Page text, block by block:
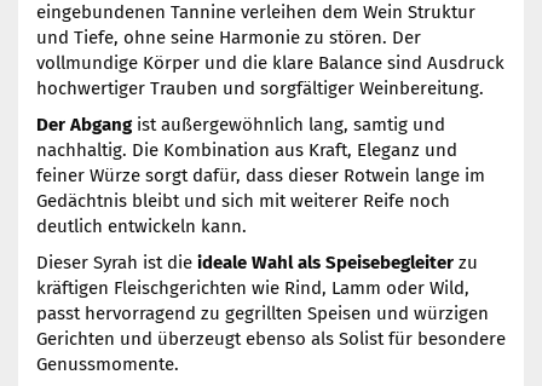
eingebundenen Tannine verleihen dem Wein Struktur
und Tiefe, ohne seine Harmonie zu stören. Der
vollmundige Körper und die klare Balance sind Ausdruck
hochwertiger Trauben und sorgfältiger Weinbereitung.
Der Abgang ist außergewöhnlich lang, samtig und
nachhaltig. Die Kombination aus Kraft, Eleganz und
feiner Würze sorgt dafür, dass dieser Rotwein lange im
Gedächtnis bleibt und sich mit weiterer Reife noch
deutlich entwickeln kann.
Dieser Syrah ist die ideale Wahl als Speisebegleiter zu
kräftigen Fleischgerichten wie Rind, Lamm oder Wild,
passt hervorragend zu gegrillten Speisen und würzigen
Gerichten und überzeugt ebenso als Solist für besondere
Genussmomente.